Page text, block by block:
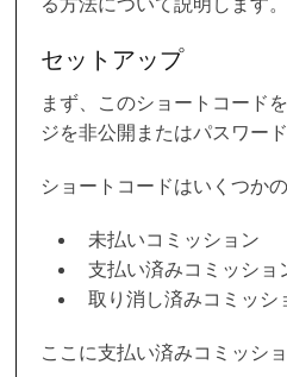
セットアップ
まず、このショートコード
ジを非公開またはパスワー
ショートコードはいくつか
未払いコミッション
支払い済みコミッショ
取り消し済みコミッシ
ここに支払い済みコミッシ